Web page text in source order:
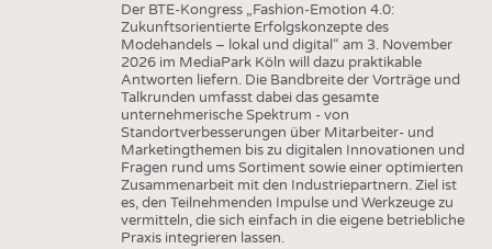
Der BTE-Kongress „Fashion-Emotion 4.0:
Zukunftsorientierte Erfolgskonzepte des
Modehandels – lokal und digital“ am 3. November
2026 im MediaPark Köln will dazu praktikable
Antworten liefern. Die Bandbreite der Vorträge und
Talkrunden umfasst dabei das gesamte
unternehmerische Spektrum - von
Standortverbesserungen über Mitarbeiter- und
Marketingthemen bis zu digitalen Innovationen und
Fragen rund ums Sortiment sowie einer optimierten
Zusammenarbeit mit den Industriepartnern. Ziel ist
es, den Teilnehmenden Impulse und Werkzeuge zu
vermitteln, die sich einfach in die eigene betriebliche
Praxis integrieren lassen.